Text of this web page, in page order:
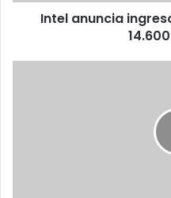
Intel anuncia